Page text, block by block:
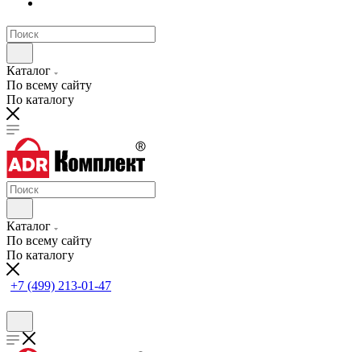
Каталог
По всему сайту
По каталогу
Каталог
По всему сайту
По каталогу
+7 (499) 213-01-47